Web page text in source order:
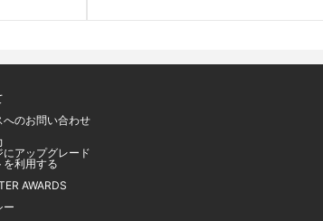
へのお問い合わせ
アップグレード
を利用する
AWARDS
ー